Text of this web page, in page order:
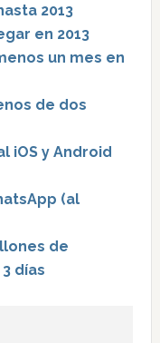
2013
en 2013
un mes en
de dos
iOS y Android
(al
de
días